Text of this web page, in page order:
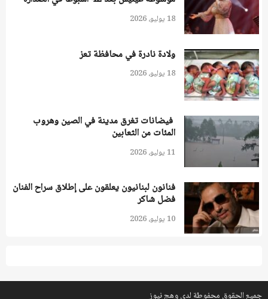
18 يوليو، 2026
ولادة نادرة في محافظة تعز
18 يوليو، 2026
فيضانات تغرق مدينة في الصين وهروب
المئات من الثعابين
11 يوليو، 2026
فنانون لبنانيون يعلقون على إطلاق سراح الفنان
فضل شاكر
10 يوليو، 2026
جميع الحقوق محفوطة لدى وهج نيوز